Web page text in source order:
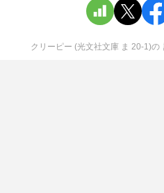
クリーピー (光文社文庫 ま 20-1)の